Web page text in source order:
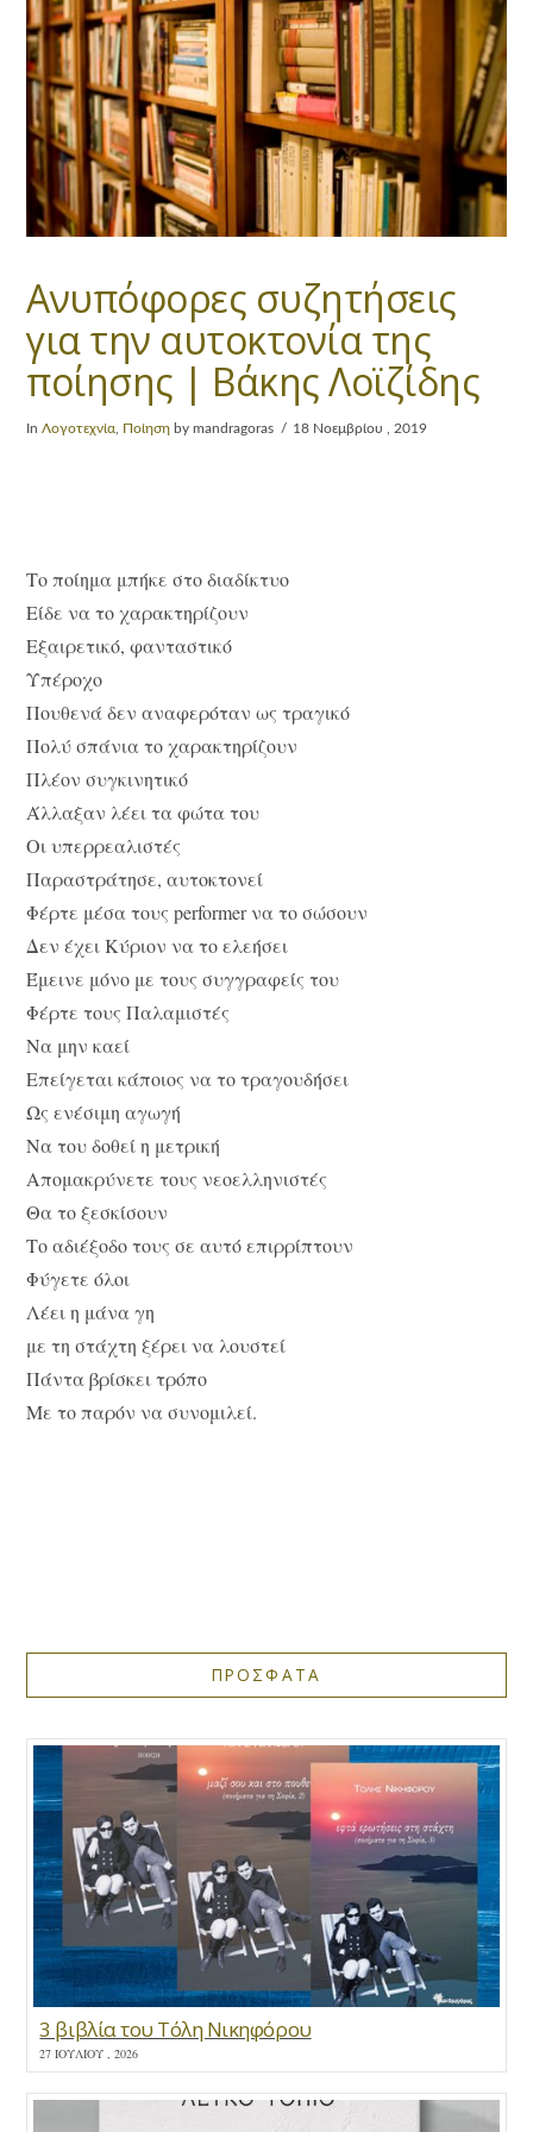
Ανυπόφορες συζητήσεις
για την αυτοκτονία της
ποίησης | Βάκης Λοϊζίδης
InΛογοτεχνία Ποίηση by mandragoras 18 Νοεμβρίου , 2019
Tο ποίημα μπήκε στο διαδίκτυο
Είδε να το χαρακτηρίζουν
Εξαιρετικό, φανταστικό
Υπέροχο
Πουθενά δεν αναφερόταν ως τραγικό
Πολύ σπάνια το χαρακτηρίζουν
Πλέον συγκινητικό
Άλλαξαν λέει τα φώτα του
Οι υπερρεαλιστές
Παραστράτησε, αυτοκτονεί
Φέρτε μέσα τους performer να το σώσουν
Δεν έχει Κύριον να το ελεήσει
Έμεινε μόνο με τους συγγραφείς του
Φέρτε τους Παλαμιστές
Να μην καεί
Επείγεται κάποιος να το τραγουδήσει
Ως ενέσιμη αγωγή
Να του δοθεί η μετρική
Απομακρύνετε τους νεοελληνιστές
Θα το ξεσκίσουν
Το αδιέξοδο τους σε αυτό επιρρίπτουν
Φύγετε όλοι
Λέει η μάνα γη
με τη στάχτη ξέρει να λουστεί
Πάντα βρίσκει τρόπο
Με το παρόν να συνομιλεί.
ΠΡΟΣΦΑΤΑ
3 βιβλία του Τόλη Νικηφόρου
27 ΙΟΥΛΊΟΥ , 2026